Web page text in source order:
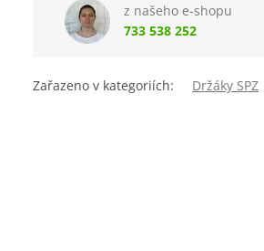
z našeho e-shopu
733 538 252
Zařazeno v kategoriích: Držáky SPZ